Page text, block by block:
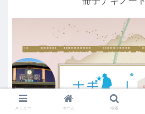
メニュー ホーム 検索